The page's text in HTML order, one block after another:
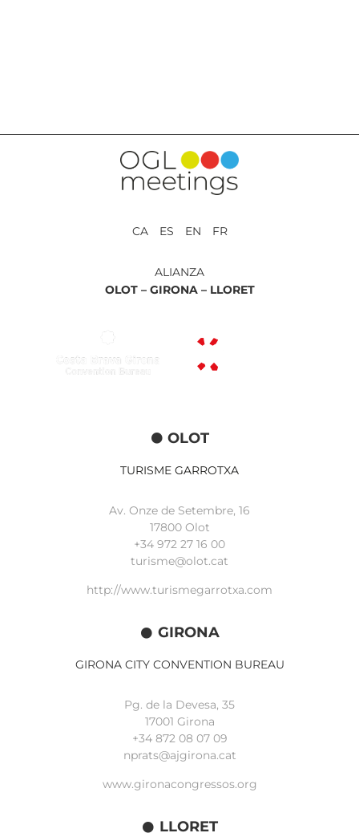
CA ES EN FR
ALIANZA
OLOT – GIRONA – LLORET
OLOT
TURISME GARROTXA
Av. Onze de Setembre, 16
17800 Olot
+34 972 27 16 00
turisme@olot.cat
http://www.turismegarrotxa.com
GIRONA
GIRONA CITY CONVENTION BUREAU
Pg. de la Devesa, 35
17001 Girona
+34 872 08 07 09
nprats@ajgirona.cat
www.gironacongressos.org
LLORET